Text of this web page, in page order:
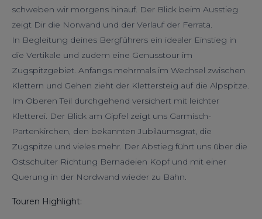
schweben wir morgens hinauf. Der Blick beim Ausstieg
zeigt Dir die Norwand und der Verlauf der Ferrata.
In Begleitung deines Bergführers ein idealer Einstieg in
die Vertikale und zudem eine Genusstour im
Zugspitzgebiet. Anfangs mehrmals im Wechsel zwischen
Klettern und Gehen zieht der Klettersteig auf die Alpspitze.
Im Oberen Teil durchgehend versichert mit leichter
Kletterei. Der Blick am Gipfel zeigt uns Garmisch-
Partenkirchen, den bekannten Jubiläumsgrat, die
Zugspitze und vieles mehr. Der Abstieg führt uns über die
Ostschulter Richtung Bernadeien Kopf und mit einer
Querung in der Nordwand wieder zu Bahn.
Touren Highlight: